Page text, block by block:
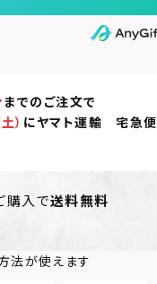
までのご注文で
） にヤマト運輸 宅急便
購入で送料無料
法が使えます